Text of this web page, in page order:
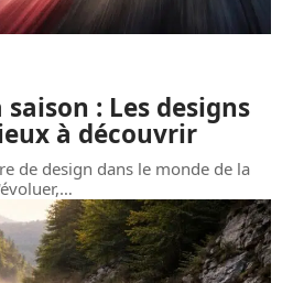
saison : Les designs
à découvrir
de design dans le monde de la
…